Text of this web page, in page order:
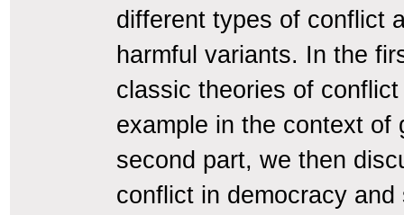
different types of conflict
harmful variants. In the
classic theories of
example in the context of
second part, we then
conflict in democracy